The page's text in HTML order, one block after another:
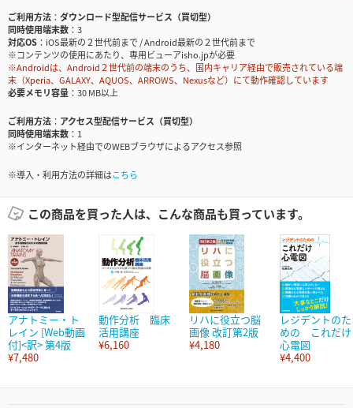
ご利用方法
ダウンロード型配信サービス（買切型）
同時使用端末数
3
対応OS
iOS最新の２世代前まで / Android最新の２世代前まで
※コンテンツの使用にあたり、専用ビューアisho.jpが必要
※Androidは、Android２世代前の端末のうち、国内キャリア経由で販売されている端
末（Xperia、GALAXY、AQUOS、ARROWS、Nexusなど）にて動作確認しています
必要メモリ容量
30 MB以上
ご利用方法
アクセス型配信サービス（買切型）
同時使用端末数
1
※インターネット経由でのWEBブラウザによるアクセス参照
※導入・利用方法の詳細はこちら
この商品を買った人は、こんな商品も買っています。
アナトミー・ト
レイン [Web動画
付]<訳> 第4版
¥7,480
動作分析 臨床
活用講座
¥6,160
リハに役立つ脳
画像 改訂第2版
¥4,180
レジデントのた
めの これだけ
心電図
¥4,400